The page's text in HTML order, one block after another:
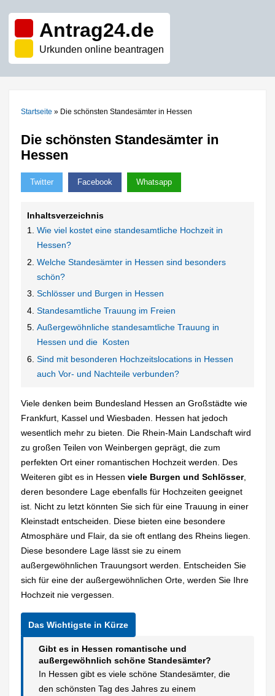
Antrag24.de
Urkunden online beantragen
Startseite » Die schönsten Standesämter in Hessen
Die schönsten Standesämter in
Hessen
Twitter Facebook Whatsapp
Inhaltsverzeichnis
Wie viel kostet eine standesamtliche Hochzeit in
Hessen?
Welche Standesämter in Hessen sind besonders
schön?
Schlösser und Burgen in Hessen
Standesamtliche Trauung im Freien
Außergewöhnliche standesamtliche Trauung in
Hessen und die Kosten
Sind mit besonderen Hochzeitslocations in Hessen
auch Vor- und Nachteile verbunden?
Viele denken beim Bundesland Hessen an Großstädte wie
Frankfurt, Kassel und Wiesbaden. Hessen hat jedoch
wesentlich mehr zu bieten. Die Rhein-Main Landschaft wird
zu großen Teilen von Weinbergen geprägt, die zum
perfekten Ort einer romantischen Hochzeit werden. Des
Weiteren gibt es in Hessenviele Burgen und Schlösser,
deren besondere Lage ebenfalls für Hochzeiten geeignet
ist. Nicht zu letzt könnten Sie sich für eine Trauung in einer
Kleinstadt entscheiden. Diese bieten eine besondere
Atmosphäre und Flair, da sie oft entlang des Rheins liegen.
Diese besondere Lage lässt sie zu einem
außergewöhnlichen Trauungsort werden. Entscheiden Sie
sich für eine der außergewöhnlichen Orte, werden Sie Ihre
Hochzeit nie vergessen.
Gibt es in Hessen romantische und
außergewöhnlich schöne Standesämter?
In Hessen gibt es viele schöne Standesämter, die
den schönsten Tag des Jahres zu einem